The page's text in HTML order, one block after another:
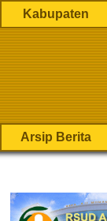
Kabupaten
Arsip Berita